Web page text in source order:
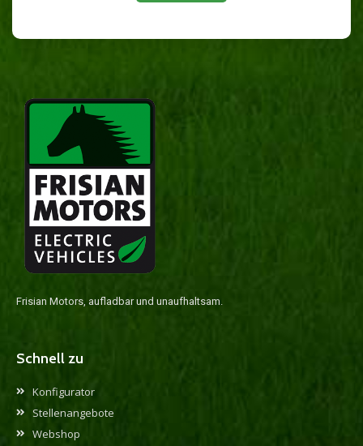
Frisian Motors, aufladbar und unaufhaltsam.
Schnell zu
Konfigurator
Stellenangebote
Webshop